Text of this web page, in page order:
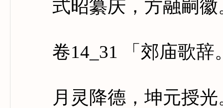
式昭纂庆，方融嗣徽
卷14_31 「郊庙歌辞
月灵降德，坤元授光